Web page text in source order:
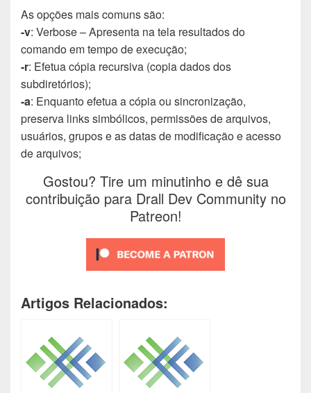
As opções mais comuns são:
-v: Verbose – Apresenta na tela resultados do
comando em tempo de execução;
-r: Efetua cópia recursiva (copia dados dos
subdiretórios);
-a: Enquanto efetua a cópia ou sincronização,
preserva links simbólicos, permissões de arquivos,
usuários, grupos e as datas de modificação e acesso
de arquivos;
Gostou? Tire um minutinho e dê sua
contribuição para Drall Dev Community no
Patreon!
Artigos Relacionados: